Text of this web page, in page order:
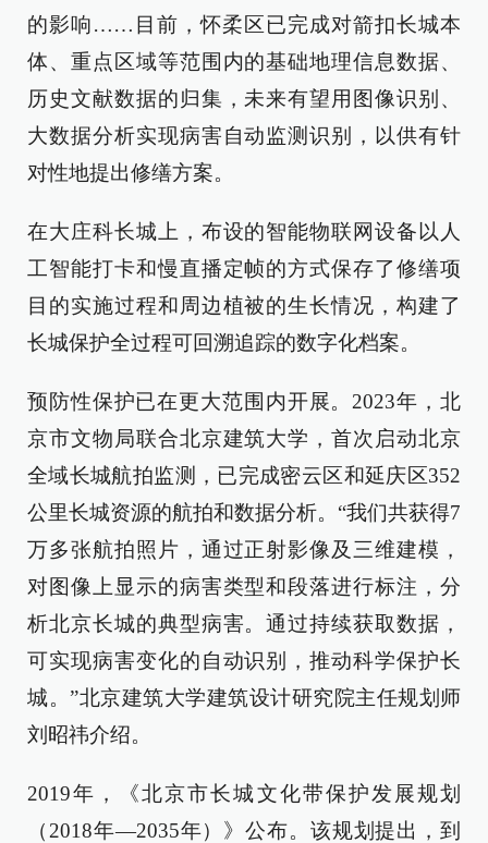
的影响……目前，怀柔区已完成对箭扣长城本
体、重点区域等范围内的基础地理信息数据、
历史文献数据的归集，未来有望用图像识别、
大数据分析实现病害自动监测识别，以供有针
对性地提出修缮方案。
在大庄科长城上，布设的智能物联网设备以人
工智能打卡和慢直播定帧的方式保存了修缮项
目的实施过程和周边植被的生长情况，构建了
长城保护全过程可回溯追踪的数字化档案。
预防性保护已在更大范围内开展。2023年，北
京市文物局联合北京建筑大学，首次启动北京
全域长城航拍监测，已完成密云区和延庆区352
公里长城资源的航拍和数据分析。“我们共获得7
万多张航拍照片，通过正射影像及三维建模，
对图像上显示的病害类型和段落进行标注，分
析北京长城的典型病害。通过持续获取数据，
可实现病害变化的自动识别，推动科学保护长
城。”北京建筑大学建筑设计研究院主任规划师
刘昭祎介绍。
2019年，《北京市长城文化带保护发展规划
（2018年—2035年）》公布。该规划提出，到